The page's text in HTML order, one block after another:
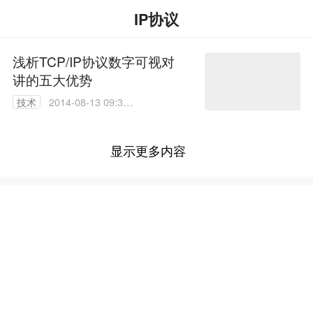
IP协议
浅析TCP/IP协议数字可视对
讲的五大优势
技术
2014-08-13 09:37:
显示更多内容